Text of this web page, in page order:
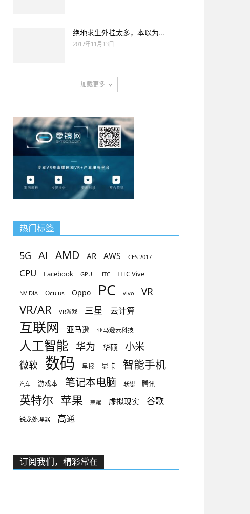
绝地求生外挂太多，本以为...
2017年11月13日
加载更多
热门标签
5G AI AMD AR AWS CES 2017
CPU Facebook GPU HTC HTC Vive
NVIDIA Oculus Oppo PC vivo VR
VR/AR VR游戏 三星 云计算
互联网 亚马逊 亚马逊云科技
人工智能 华为 华硕 小米
微软 数码 早报 显卡 智能手机
汽车 游戏本 笔记本电脑 联想 腾讯
英特尔 苹果 荣耀 虚拟现实 谷歌
锐龙处理器 高通
订阅我们，精彩常在